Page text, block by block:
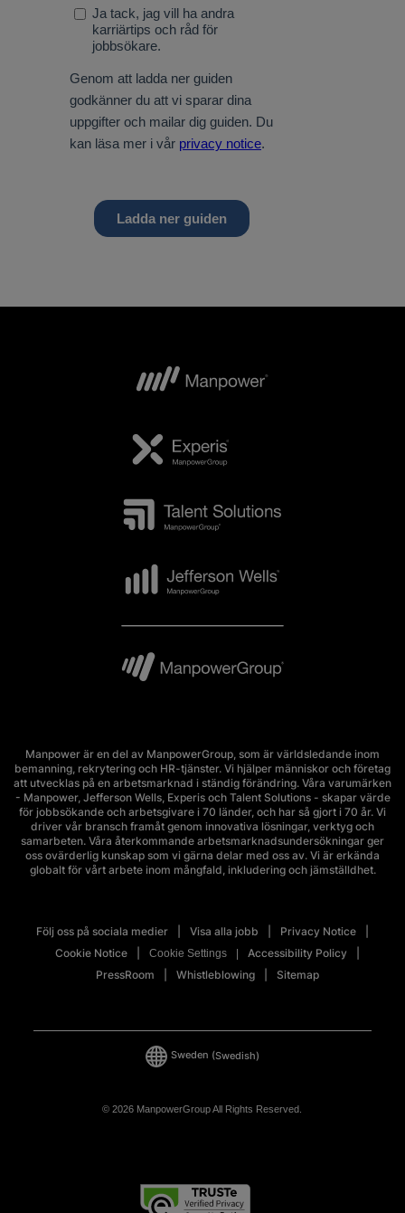
Manpower är en del av ManpowerGroup, som är världsledande inom
bemanning, rekrytering och HR-tjänster. Vi hjälper människor och företag
att utvecklas på en arbetsmarknad i ständig förändring. Våra varumärken
- Manpower, Jefferson Wells, Experis och Talent Solutions - skapar värde
för jobbsökande och arbetsgivare i 70 länder, och har så gjort i 70 år. Vi
driver vår bransch framåt genom innovativa lösningar, verktyg och
samarbeten. Våra återkommande arbetsmarknadsundersökningar ger
oss ovärderlig kunskap som vi gärna delar med oss av. Vi är erkända
globalt för vårt arbete inom mångfald, inkludering och jämställdhet.
Följ oss på sociala medier Visa alla jobb
Privacy Notice
Cookie Notice
Cookie Settings
Accessibility Policy
PressRoom
Whistleblowing Sitemap
© 2026 ManpowerGroup All Rights Reserved.
Sweden (Swedish)